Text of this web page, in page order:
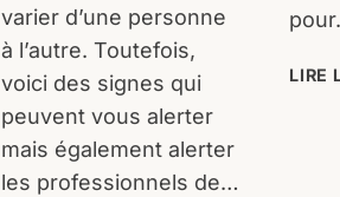
varier d’une personne
à l’autre. Toutefois,
voici des signes qui
peuvent vous alerter
mais également alerter
les professionnels de…
LIRE